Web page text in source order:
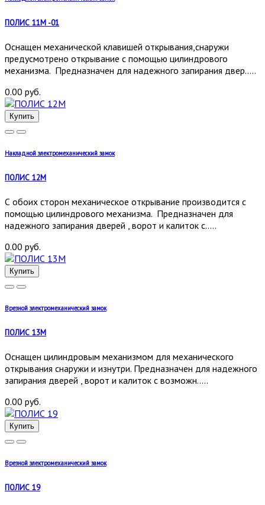
ПОЛИС 11М -01
Оснащен механической клавишей открывания,снаружи
предусмотрено открывание с помощью цилиндрового
механизма. Предназначен для надежного запирания двер.....
0.00 руб.
Купить
Накладной электромеханический замок
ПОЛИС 12М
С обоих сторон механическое открывание производится с
помощью цилиндрового механизма. Предназначен для
надежного запирания дверей , ворот и калиток с.....
0.00 руб.
Купить
Врезной электромеханический замок
ПОЛИС 13М
Оснащен цилиндровым механизмом для механического
открывания снаружи и изнутри. Предназначен для надежного
запирания дверей , ворот и калиток с возможн.....
0.00 руб.
Купить
Врезной электромеханический замок
ПОЛИС 19